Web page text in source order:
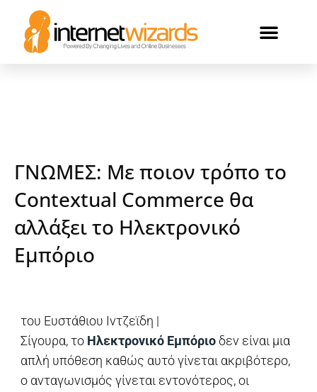
ΓΝΩΜΕΣ: Με ποιον τρόπο το
Contextual Commerce θα
αλλάξει το Ηλεκτρονικό
Εμπόριο
του Ευστάθιου Ιντζεϊδη |
Σίγουρα, το Ηλεκτρονικό Εμπόριοδεν είναι μια
απλή υπόθεση καθώς αυτό γίνεται ακριβότερο,
ο ανταγωνισμός γίνεται εντονότερος, οι